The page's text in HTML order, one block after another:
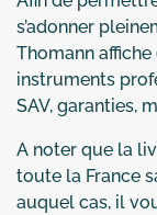
s’adonner
Thomann
instruments
SAV, garanties,
A noter que la
toute la France
auquel cas, il